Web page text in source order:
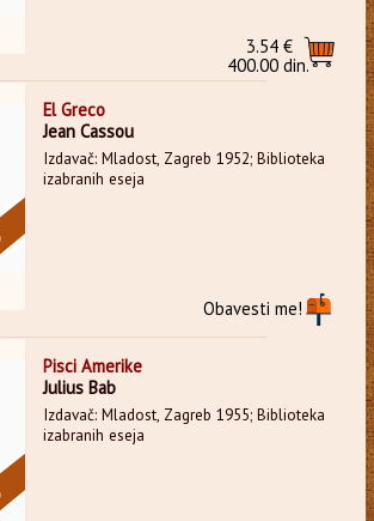
3.54 €
400.00 din.
El Greco
Jean Cassou
Izdavač: Mladost, Zagreb 1952; Biblioteka
izabranih eseja
Obavesti me!
Pisci Amerike
Julius Bab
Izdavač: Mladost, Zagreb 1955; Biblioteka
izabranih eseja